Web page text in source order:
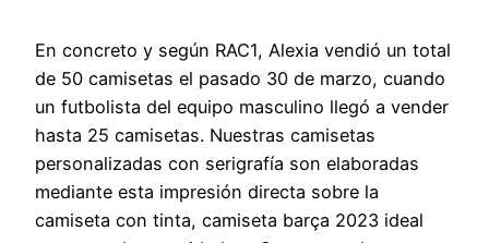
En concreto y según RAC1, Alexia vendió un total
de 50 camisetas el pasado 30 de marzo, cuando
un futbolista del equipo masculino llegó a vender
hasta 25 camisetas. Nuestras camisetas
personalizadas con serigrafía son elaboradas
mediante esta impresión directa sobre la
camiseta con tinta, camiseta barça 2023 ideal